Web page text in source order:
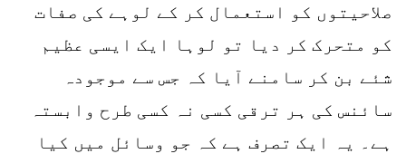
صلاحیتوں کو استعمال کر کے لوہے کی صفات
کو متحرک کر دیا تو لوہا ایک ایسی عظیم
شئے بن کر سامنے آیا کہ جس سے موجودہ
سائنس کی ہر ترقی کسی نہ کسی طرح وابستہ
ہے۔ یہ ایک تصرف ہے کہ جو وسائل میں کیا